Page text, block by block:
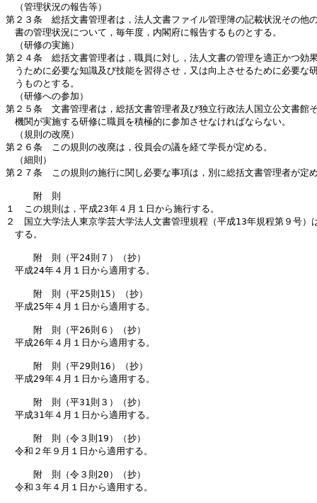
（管理状況の報告等）
第２３条　総括文書管理者は，法人文書ファイル管理簿の記載状況その他
書の管理状況について，毎年度，内閣府に報告するものとする。
（研修の実施）
第２４条　総括文書管理者は，職員に対し，法人文書の管理を適正かつ効
うために必要な知識及び技能を習得させ，又は向上させるために必要な
うものとする。
（研修への参加）
第２５条　文書管理者は，総括文書管理者及び独立行政法人国立公文書館
機関が実施する研修に職員を積極的に参加させなければならない。
（規則の改廃）
第２６条　この規則の改廃は，役員会の議を経て学長が定める。
（細則）
第２７条　この規則の施行に関し必要な事項は，別に総括文書管理者が定
附　則
１　この規則は，平成23年４月１日から施行する。
２　国立大学法人東京学芸大学法人文書管理規程（平成13年規程第９号）
する。
附　則（平24則７）（抄）
平成24年４月１日から適用する。
附　則（平25則15）（抄）
平成25年４月１日から適用する。
附　則（平26則６）（抄）
平成26年４月１日から適用する。
附　則（平29則16）（抄）
平成29年４月１日から適用する。
附　則（平31則３）（抄）
平成31年４月１日から適用する。
附　則（令３則19）（抄）
令和２年９月１日から適用する。
附　則（令３則20）（抄）
令和３年４月１日から適用する。